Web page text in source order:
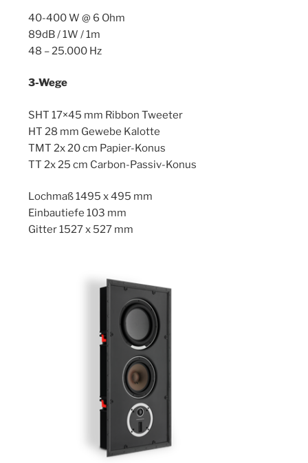
40-400 W @ 6 Ohm
89dB / 1W / 1m
48 – 25.000 Hz
3-Wege
SHT 17×45 mm Ribbon Tweeter
HT 28 mm Gewebe Kalotte
TMT 2x 20 cm Papier-Konus
TT 2x 25 cm Carbon-Passiv-Konus
Lochmaß 1495 x 495 mm
Einbautiefe 103 mm
Gitter 1527 x 527 mm